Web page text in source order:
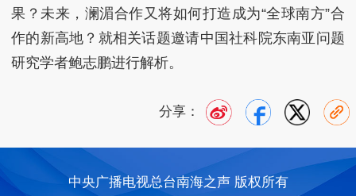
果？未来，澜湄合作又将如何打造成为“全球南方”合
作的新高地？就相关话题邀请中国社科院东南亚问题
研究学者鲍志鹏进行解析。
分享：
中央广播电视总台南海之声 版权所有